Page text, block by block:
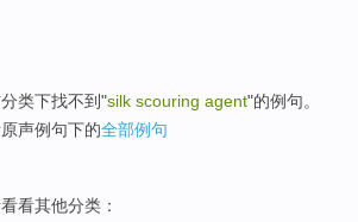
类下找不到"silk scouring agent"的例句。
声例句下的全部例句
看其他分类：